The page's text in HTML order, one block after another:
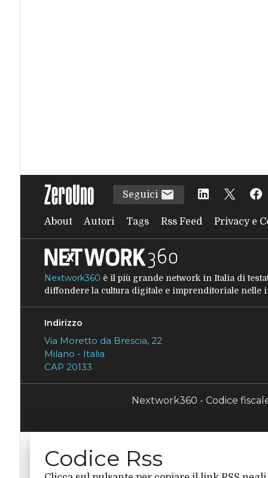
Seguici
About Autori Tags Rss Feed Privacy e
Nextwork360 è il più grande network in Italia di
diffondere la cultura digitale e imprenditoriale nelle
Indirizzo
Via Moretto da Brescia, 22
Milano - Italia
CAP 20133
Nextwork360 - Codice
Codice Rss